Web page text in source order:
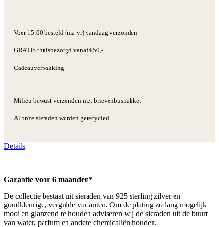
Voor 15:00 besteld (ma-vr) vandaag verzonden
GRATIS thuisbezorgd vanaf €50,-
Cadeauverpakking
Milieu bewust verzonden met brievenbuspakket
Al onze sieraden worden gerecycled
Details
Garantie voor 6 maanden*
De collectie bestaat uit sieraden van 925 sterling zilver en
goudkleurige, vergulde varianten. Om de plating zo lang mogelijk
mooi en glanzend te houden adviseren wij de sieraden uit de buurt
van water, parfum en andere chemicaliën houden.